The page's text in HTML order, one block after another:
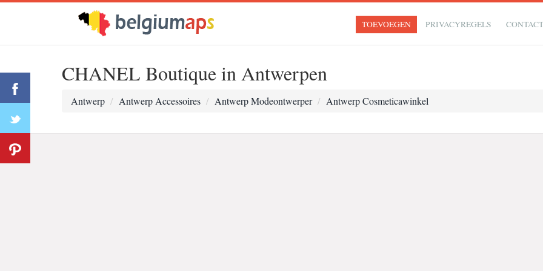
TOEVOEGEN PRIVACYREGELS
CHANEL Boutique in Antwerpen
Antwerp Antwerp Accessoires Antwerp Modeontwerper Antwerp Cosmeticawinkel